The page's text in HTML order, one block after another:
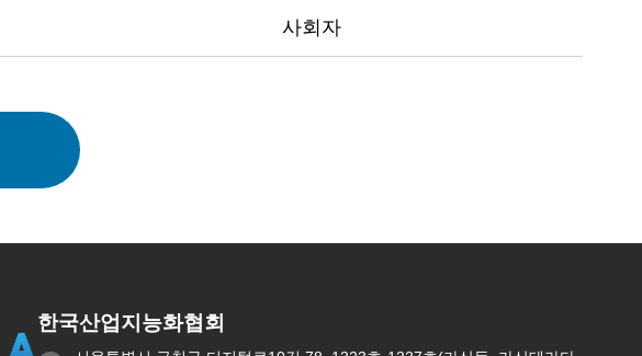
사회자
한국산업지능화협회